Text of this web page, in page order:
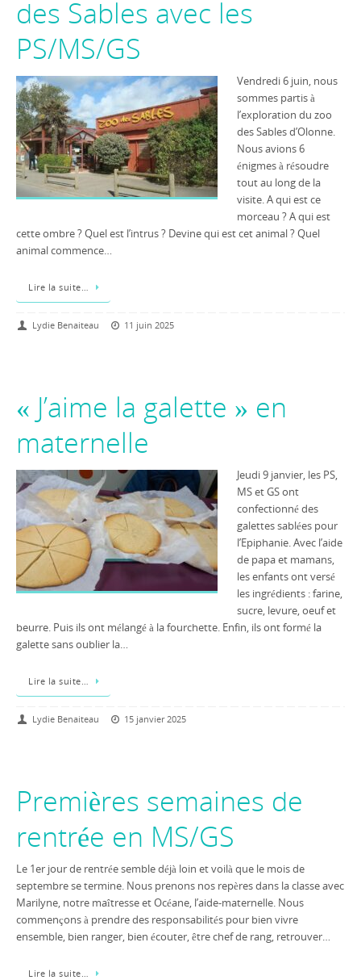
des Sables avec les
PS/MS/GS
Vendredi 6 juin, nous
sommes partis à
l’exploration du zoo
des Sables d’Olonne.
Nous avions 6
énigmes à résoudre
tout au long de la
visite. A qui est ce
morceau ? A qui est
cette ombre ? Quel est l’intrus ? Devine qui est cet animal ? Quel
animal commence…
Lire la suite…
Lydie Benaiteau 11 juin 2025
« J’aime la galette » en
maternelle
Jeudi 9 janvier, les PS,
MS et GS ont
confectionné des
galettes sablées pour
l’Epiphanie. Avec l’aide
de papa et mamans,
les enfants ont versé
les ingrédients : farine,
sucre, levure, oeuf et
beurre. Puis ils ont mélangé à la fourchette. Enfin, ils ont formé la
galette sans oublier la…
Lire la suite…
Lydie Benaiteau 15 janvier 2025
Premières semaines de
rentrée en MS/GS
Le 1er jour de rentrée semble déjà loin et voilà que le mois de
septembre se termine. Nous prenons nos repères dans la classe avec
Marilyne, notre maîtresse et Océane, l’aide-maternelle. Nous
commençons à prendre des responsabilités pour bien vivre
ensemble, bien ranger, bien écouter, être chef de rang, retrouver…
Lire la suite…